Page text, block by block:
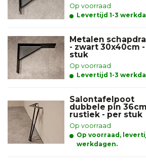
Op voorraad
Levertijd 1-3
Metalen
- zwart 30x40cm
stuk
Op voorraad
Levertijd 1-3
Salontafelpoot
dubbele pin
rustiek - per stuk
Op voorraad
Op voorraad,
werkdagen.